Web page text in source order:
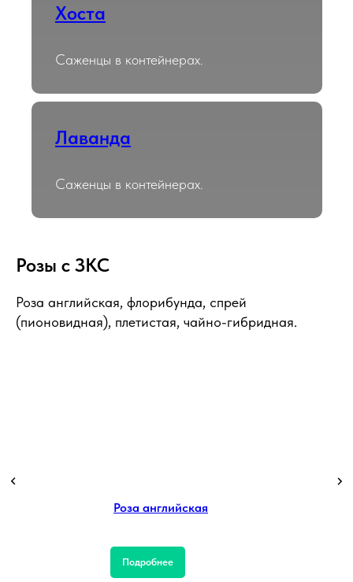
Хоста
Саженцы в контейнерах.
Лаванда
Саженцы в контейнерах.
Розы с ЗКС
Роза английская, флорибунда, спрей
(пионовидная), плетистая, чайно-гибридная.
Роза английская
Подробнее